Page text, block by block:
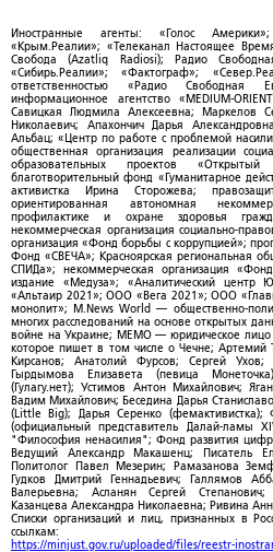
Иностранные агенты: «Голос Америки»;
«Крым.Реалии»; «Телеканал Настоящее
Свобода (Azatliq Radiosi); Радио
«Сибирь.Реалии»; «Фактограф»;
ответственностью «Радио Свободная
информационное агентство «MEDIUM-
Савицкая Людмила Алексеевна; Маркелов
Николаевич; Апахончич Дарья
Альбац; «Центр по работе с проблемой
общественная организация реализации
образовательных проектов «Открытый
благотворительный фонд «Гуманитарное
активистка Ирина Сторожева;
ориентированная автономная
профилактике и охране здоровья
некоммерческая организация социально-
организация «Фонд борьбы с коррупцией»;
Фонд «СВЕЧА»; Красноярская региональная
СПИДа»; некоммерческая организация
издание «Медуза»; «Аналитический
«Альтаир 2021»; ООО «Вега 2021»; ООО
монолит»; M.News World — общественно-
многих расследований на основе открытых
войне на Украине; МЕМО — юридическое лицо
которое пишет в том числе о Чечне; Артемий
Кирсанов; Анатолий Фурсов; Сергей
Гырдымова Елизавета (певица
(Гулагу.нет); Устимов Антон Михайлович;
Вадим Михайлович; Беседина Дарья
(Little Big); Дарья Серенко
(официальный представитель Далай-ламы
"Философия ненасилия"; Фонд развития
Ведущий Александр Макашенц; Писатель
Политолог Павел Мезерин; Рамазанова
Гудков Дмитрий Геннадьевич; Галлямов
Валерьевна; Асланян Сергей
Казанцева Александра Николаевна; Ривина
Списки организаций и лиц, признанных в
ссылкам:
https://minjust.gov.ru/uploaded/files/reestr-